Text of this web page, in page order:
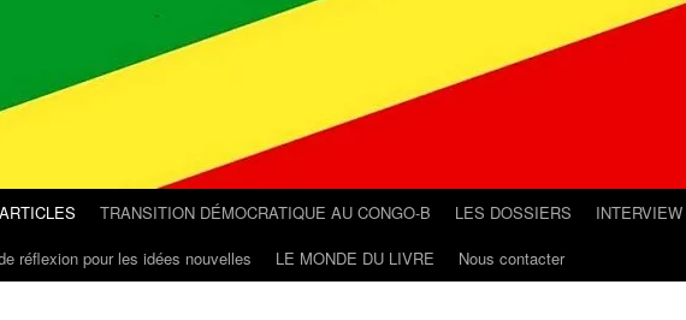
TRANSITION DÉMOCRATIQUE AU CONGO-B LES DOSSIERS
INTERVIEW
réflexion pour les idées nouvelles LE MONDE DU LIVRE Nous contacter